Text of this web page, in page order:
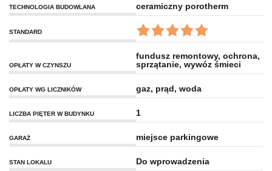
TECHNOLOGIA BUDOWLANA ceramiczny porotherm
STANDARD
OPŁATY W CZYNSZU
fundusz remontowy, ochrona,
sprzątanie, wywóz śmieci
OPŁATY WG LICZNIKÓW gaz, prąd, woda
LICZBA PIĘTER W BUDYNKU 1
GARAŻ miejsce parkingowe
STAN LOKALU Do wprowadzenia